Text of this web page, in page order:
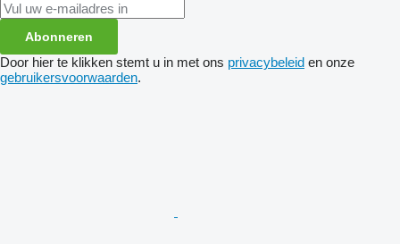
Abonneren
Door hier te klikken stemt u in met ons privacybeleid en onze
gebruikersvoorwaarden.